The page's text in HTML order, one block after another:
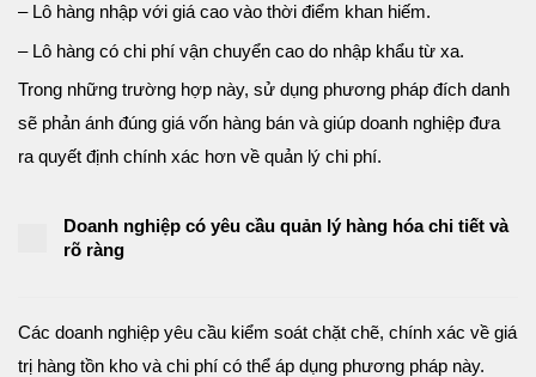
– Lô hàng nhập với giá cao vào thời điểm khan hiếm.
– Lô hàng có chi phí vận chuyển cao do nhập khẩu từ xa.
Trong những trường hợp này, sử dụng phương pháp đích danh
sẽ phản ánh đúng giá vốn hàng bán và giúp doanh nghiệp đưa
ra quyết định chính xác hơn về quản lý chi phí.
Doanh nghiệp có yêu cầu quản lý hàng hóa chi tiết và
rõ ràng
Các doanh nghiệp yêu cầu kiểm soát chặt chẽ, chính xác về giá
trị hàng tồn kho và chi phí có thể áp dụng phương pháp này.